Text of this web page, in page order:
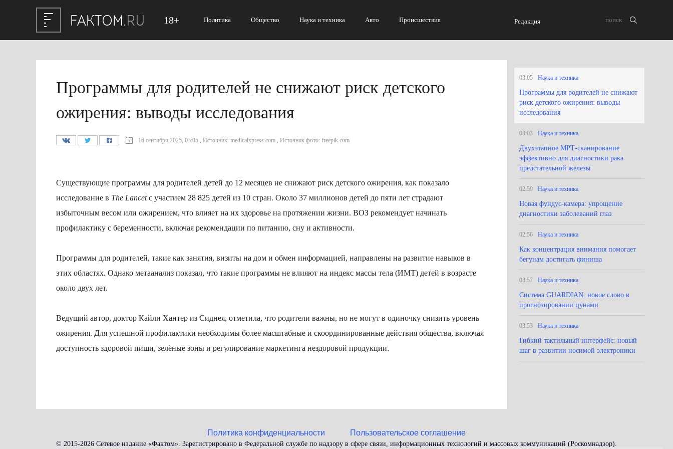
18+ Политика Общество Наука и техника Авто Происшествия Редакция
Программы для родителей не снижают риск детского
ожирения: выводы исследования
16 сентября 2025, 03:05 , Источник: medicalxpress.com , Источник фото: freepik.com
Существующие программы для родителей детей до 12 месяцев не снижают риск детского ожирения, как показало
исследование в The Lancetс участием 28 825 детей из 10 стран. Около 37 миллионов детей до пяти лет страдают
избыточным весом или ожирением, что влияет на их здоровье на протяжении жизни. ВОЗ рекомендует начинать
профилактику с беременности, включая рекомендации по питанию, сну и активности.
Программы для родителей, такие как занятия, визиты на дом и обмен информацией, направлены на развитие навыков в
этих областях. Однако метаанализ показал, что такие программы не влияют на индекс массы тела (ИМТ) детей в возрасте
около двух лет.
Ведущий автор, доктор Кайли Хантер из Сиднея, отметила, что родители важны, но не могут в одиночку снизить уровень
ожирения. Для успешной профилактики необходимы более масштабные и скоординированные действия общества, включая
доступность здоровой пищи, зелёные зоны и регулирование маркетинга нездоровой продукции.
03:05 Наука и техника
Программы для родителей не снижают
риск детского ожирения: выводы
исследования
03:03 Наука и техника
Двухэтапное МРТ-сканирование
эффективно для диагностики рака
предстательной железы
02:59 Наука и техника
Новая фундус-камера: упрощение
диагностики заболеваний глаз
02:56 Наука и техника
Как концентрация внимания помогает
бегунам достигать финиша
03:57 Наука и техника
Система GUARDIAN: новое слово в
прогнозировании цунами
03:53 Наука и техника
Гибкий тактильный интерфейс: новый
шаг в развитии носимой электроники
Политика конфиденциальности Пользовательское соглашение
© 2015-2026 Сетевое издание «Фактом». Зарегистрировано в Федеральной службе по надзору в сфере связи, информационных технологий и массовых коммуникаций (Роскомнадзор).